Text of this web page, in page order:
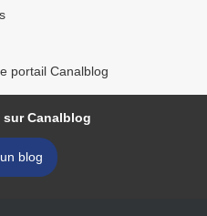
portail Canalblog
Canalblog
blog